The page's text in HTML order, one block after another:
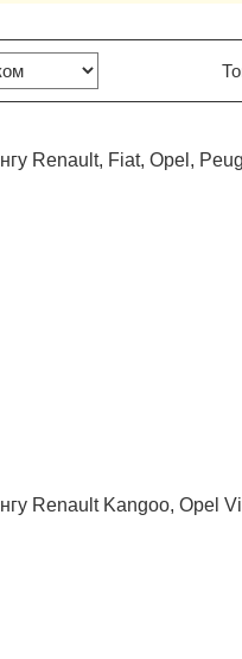
Renault, Fiat, Opel,
Renault Kangoo, Opel